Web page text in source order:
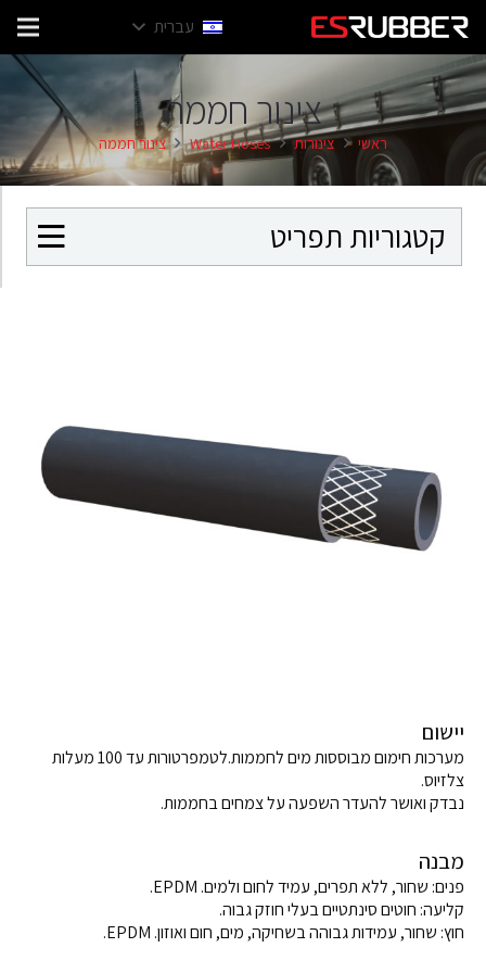
עברית
צינור חממה
ראשי צינורות Water Hoses צינור חממה
קטגוריות תפריט
יישום
מערכות חימום מבוססות מים לחממות.לטמפרטורות עד 100 מעלות
צלזיוס.
נבדק ואושר להעדר השפעה על צמחים בחממות.
מבנה
פנים: שחור, ללא תפרים, עמיד לחום ולמים. EPDM.
קליעה: חוטים סינתטיים בעלי חוזק גבוה.
חוץ: שחור, עמידות גבוהה בשחיקה, מים, חום ואוזון. EPDM.